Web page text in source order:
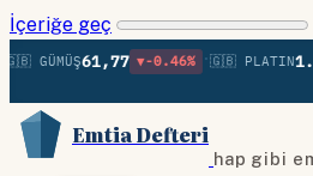
İçeriğe geç
61,77 ▼-0.46% •🇬🇧 PLATIN1.743
Emtia Defteri
hap gibi